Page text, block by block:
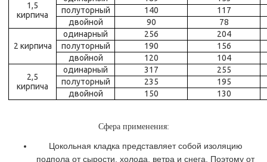
1,5
кирпича
полуторный
140
117
двойной
90 78
2 кирпича
одинарный 256
204
полуторный
190
156
двойной
120
104
2,5
кирпича
одинарный 317
255
полуторный
235
195
двойной
150 130
Сфера применения:
Цокольная кладка представляет собой изоляцию
подпола от сырости, холода, ветра и снега. Поэтому от